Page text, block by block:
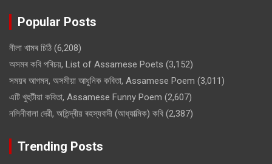
Popular Posts
নীলা খামৰ চিঠি (6,208)
অসমৰ কবি পৰিচয়, List of Assamese Poets (3,152)
সময়ৰ আগমন, অসমীয়া আধুনিক কবিতা, Assamese Poem (3,011)
এটি খুহুটীয়া কবিতা, Assamese Funny Poem (2,607)
নলিনীবালা দেৱী, অতিন্দ্ৰীয় ৰহস্যবাদী (আধ্যাত্মিক) কবি (2,387)
Trending Posts